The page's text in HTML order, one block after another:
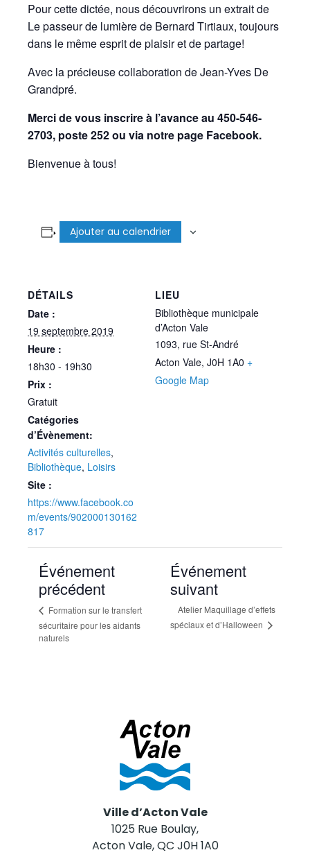
Pour cette dictée, nous découvrirons un extrait de
Le passeur de lumière de Bernard Tirtiaux, toujours
dans le même esprit de plaisir et de partage!
Avec la précieuse collaboration de Jean-Yves De
Grandpré.
Merci de vous inscrire à l’avance au 450-546-
2703, poste 252 ou via notre page Facebook.
Bienvenue à tous!
Ajouter au calendrier
DÉTAILS
Date :
19 septembre 2019
Heure :
18h30 - 19h30
Prix :
Gratuit
Catégories
d’Évènement:
Activités culturelles,
Bibliothèque, Loisirs
Site :
https://www.facebook.co
m/events/902000130162
817
LIEU
Bibliothèque municipale
d’Acton Vale
1093, rue St-André
Acton Vale, J0H 1A0 +
Google Map
Événement
précédent
Formation sur le transfert
sécuritaire pour les aidants
naturels
Événement
suivant
Atelier Maquillage d’effets
spéciaux et d’Halloween
Ville d’Acton Vale
1025 Rue Boulay,
Acton Vale, QC J0H 1A0